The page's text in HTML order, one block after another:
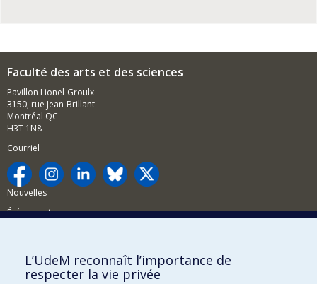
Faculté des arts et des sciences
Pavillon Lionel-Groulx
3150, rue Jean-Brillant
Montréal QC
H3T 1N8
Courriel
Nouvelles
Événements
BESOIN D'AIDE?
L’UdeM reconnaît l’importance de
respecter la vie privée